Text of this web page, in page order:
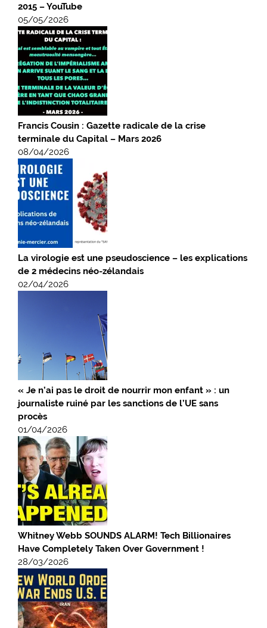
2015 – YouTube
05/05/2026
Francis Cousin : Gazette radicale de la crise
terminale du Capital – Mars 2026
08/04/2026
La virologie est une pseudoscience – les explications
de 2 médecins néo-zélandais
02/04/2026
« Je n’ai pas le droit de nourrir mon enfant » : un
journaliste ruiné par les sanctions de l’UE sans
procès
01/04/2026
Whitney Webb SOUNDS ALARM! Tech Billionaires
Have Completely Taken Over Government !
28/03/2026